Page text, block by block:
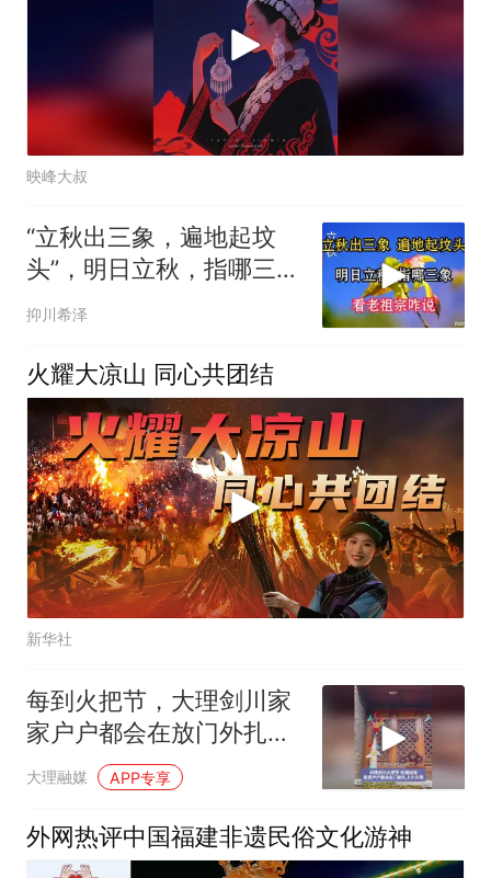
映峰大叔
“立秋出三象，遍地起坟
头”，明日立秋，指哪三
象？看老祖宗咋说
抑川希泽
火耀大凉山 同心共团结
新华社
每到火把节，大理剑川家
家户户都会在放门外扎一
个小火把，升斗、彩旗、
花红都是美好的祈愿
大理融媒 APP专享
外网热评中国福建非遗民俗文化游神